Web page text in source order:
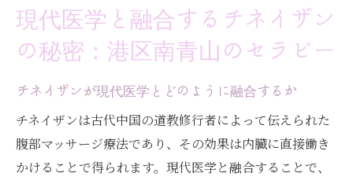
現代医学と融合するチネイザン
の秘密：港区南青山のセラピー
チネイザンが現代医学とどのように融合するか
チネイザンは古代中国の道教修行者によって伝えられた
腹部マッサージ療法であり、その効果は内臓に直接働き
かけることで得られます。現代医学と融合することで、